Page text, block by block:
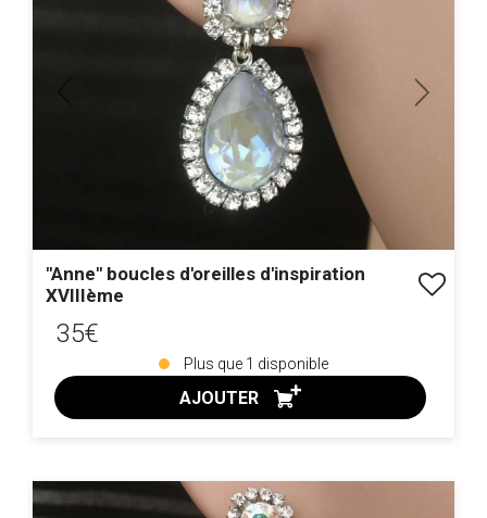
Next
"Anne" boucles d'oreilles d'inspiration
XVIIIème
35€
Plus que 1 disponible
AJOUTER